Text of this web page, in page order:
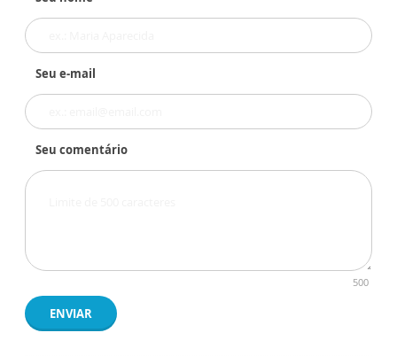
Seu e-mail
Seu comentário
500
ENVIAR